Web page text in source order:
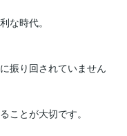
な時代。
振り回されていません
ことが大切です。